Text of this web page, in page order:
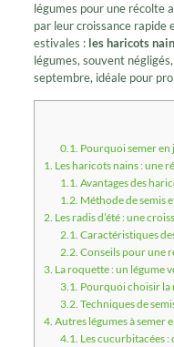
légumes pour une récolte
par leur croissance rapide
estivales : les haricots
légumes, souvent
septembre, idéale pour
0.1. Pourquoi semer
1. Les haricots nains : une
1.1. Avantages des
1.2. Méthode de semis
2. Les radis d’été : une
2.1. Caractéristiques
2.2. Conseils pour une
3. La roquette : un légume
3.1. Pourquoi choisir la
3.2. Techniques de
4. Autres légumes à semer
4.1. Les cucurbitacées